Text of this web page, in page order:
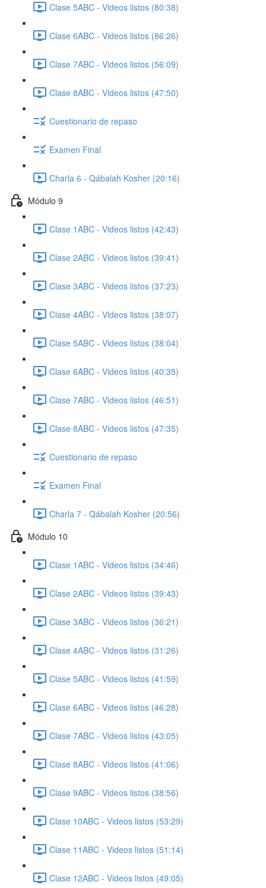
Clase 5ABC - Videos listos (80:38)
Clase 6ABC - Videos listos (86:26)
Clase 7ABC - Videos listos (56:09)
Clase 8ABC - Videos listos (47:50)
Cuestionario de repaso
Examen Final
Charla 6 - Qábalah Kosher (20:16)
Módulo 9
Clase 1ABC - Videos listos (42:43)
Clase 2ABC - Videos listos (39:41)
Clase 3ABC - Videos listos (37:23)
Clase 4ABC - Videos listos (38:07)
Clase 5ABC - Videos listos (38:04)
Clase 6ABC - Videos listos (40:35)
Clase 7ABC - Videos listos (46:51)
Clase 8ABC - Videos listos (47:35)
Cuestionario de repaso
Examen Final
Charla 7 - Qábalah Kosher (20:56)
Módulo 10
Clase 1ABC - Videos listos (34:46)
Clase 2ABC - Videos listos (39:43)
Clase 3ABC - Videos listos (36:21)
Clase 4ABC - Videos listos (31:26)
Clase 5ABC - Videos listos (41:59)
Clase 6ABC - Videos listos (46:28)
Clase 7ABC - Videos listos (43:05)
Clase 8ABC - Videos listos (41:06)
Clase 9ABC - Videos listos (38:56)
Clase 10ABC - Videos listos (53:29)
Clase 11ABC - Videos listos (51:14)
Clase 12ABC - Videos listos (49:05)